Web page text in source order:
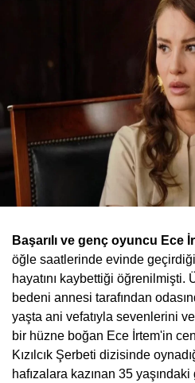
Başarılı ve genç oyuncu Ece
öğle saatlerinde evinde
hayatını kaybettiği öğrenilmişti.
bedeni annesi tarafından
yaşta ani vefatıyla sevenlerini
bir hüzne boğan Ece İrtem'in
Kızılcık Şerbeti dizisinde
hafızalara kazınan 35